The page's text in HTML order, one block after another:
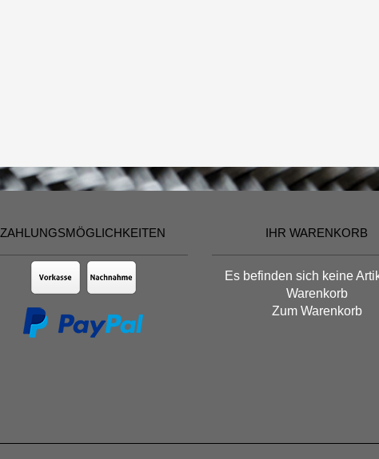
ZAHLUNGSMÖGLICHKEITEN IHR WARENKORB
Es befinden sich keine
Warenkorb
Zum Warenkorb